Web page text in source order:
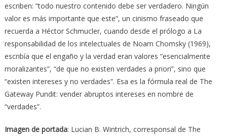
escriben: “todo nuestro contenido debe ser verdadero. Ningún
valor es más importante que este”, un cinismo fraseado que
recuerda a Héctor Schmucler, cuando desde el prólogo a La
responsabilidad de los intelectuales de Noam Chomsky (1969),
escribía que el engaño y la verdad eran valores “esencialmente
moralizantes”, “de que no existen verdades a priori”, sino que
“existen intereses y no verdades”. Esa es la fórmula real de The
Gateway Pundit: vender abruptos intereses en nombre de
“verdades”.
Imagen de portada: Lucian B. Wintrich, corresponsal de The